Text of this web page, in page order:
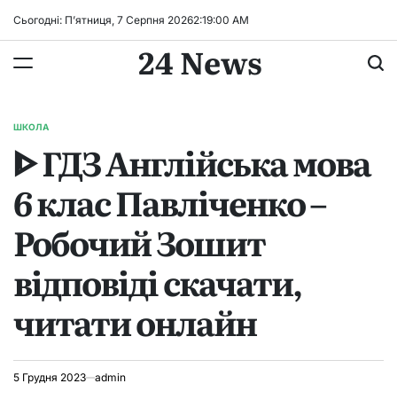
Сьогодні: П’ятниця, 7 Серпня 20262:19:01 AM
24 News
ОПУБЛІКУВАТИ
ШКОЛА
ᐈ ГДЗ Англійська мова
6 клас Павліченко –
Робочий Зошит
відповіді скачати,
читати онлайн
5 Грудня 2023 admin